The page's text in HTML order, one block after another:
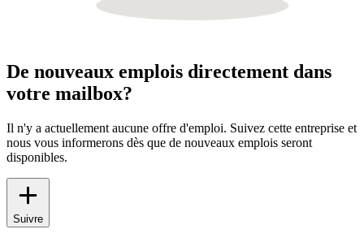
De nouveaux emplois directement dans
votre mailbox?
Il n'y a actuellement aucune offre d'emploi. Suivez cette entreprise et
nous vous informerons dès que de nouveaux emplois seront
disponibles.
Suivre